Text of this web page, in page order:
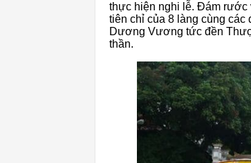
thực hiện nghi lễ. Đám rước
tiên chỉ của 8 làng cùng các
Dương Vương tức đền
thần.